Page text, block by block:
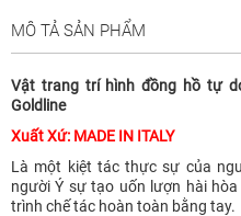
MÔ TẢ SẢN PHẨM
Vật trang trí hình đồng hồ tự
Goldline
Xuất Xứ: MADE IN ITALY
Là một kiệt tác thực sự của
người Ý sự tạo uốn lượn hài
trình chế tác hoàn toàn bằng tay.